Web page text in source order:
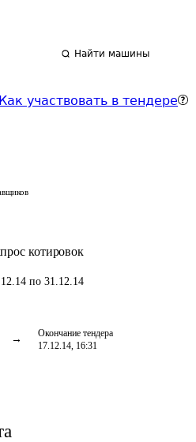
Найти машины
Как участвовать в тендере
котировок
по 31.12.14
Окончание тендера
17.12.14, 16:31